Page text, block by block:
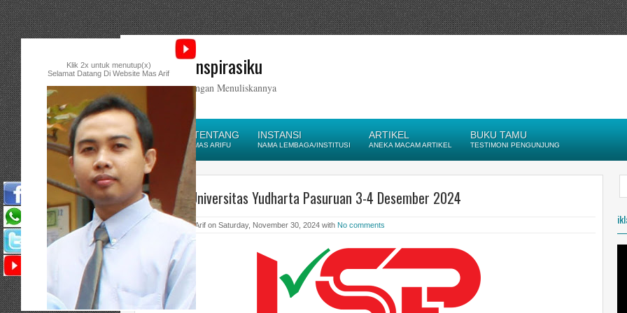
Catatan Inspirasiku
Ikatlah Ilmu dengan Menuliskannya
HOME
HOMEPAGE
TENTANG
MAS ARIFU
INSTANSI
NAMA LEMBAGA/INSTITUSI
ARTIKEL
ANEKA MACAM ARTIKEL
BUKU TAMU
TESTIMONI PENGUNJUNG
RCC LSP Universitas Yudharta Pasuruan 3-4 Desember 2024
Posted by Mas Arif on Saturday, November 30, 2024 with No comments
Klik 2x untuk menutup(x)
Selamat Datang Di Website Mas Arif